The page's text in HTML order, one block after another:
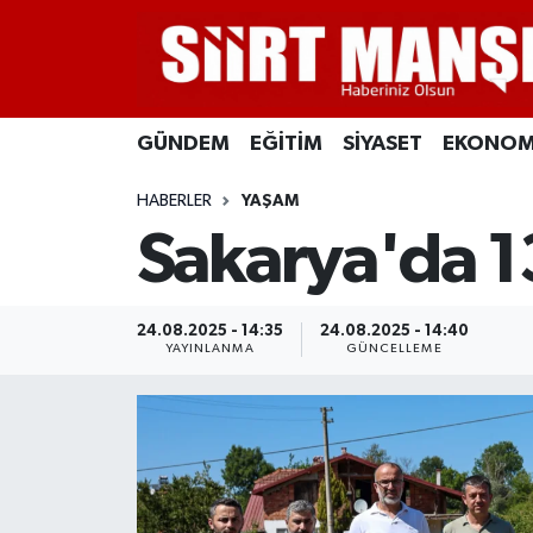
GÜNDEM EĞİTİM SİYASET
HABERLER YAŞAM
Sakarya'da
24.08.2025 - 14:35
YAYINLANMA
24.08.2025 - 14:40
GÜNCELLEME
SİYASET
EKONOMİ
İLÇELER
SAĞLIK-YAŞAM
Siirt Nöbetçi Eczaneler
Siirt Hava Durumu
Siirt Namaz Vakitleri
Siirt Trafik Yoğunluk Haritası
Süper Lig Puan Durumu ve Fikstür
Tüm Manşetler
Son Dakika Haberleri
Haber Arşivi